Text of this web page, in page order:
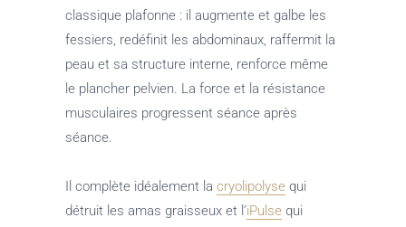
classique plafonne : il augmente et galbe les
fessiers, redéfinit les abdominaux, raffermit la
peau et sa structure interne, renforce même
le plancher pelvien. La force et la résistance
musculaires progressent séance après
séance.
Il complète idéalement la cryolipolysequi
détruit les amas graisseux et l’iPulsequi